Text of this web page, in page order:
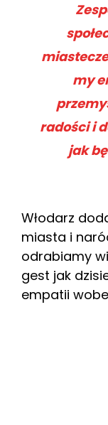
my
radości i
jak
Włodarz
miasta i
odrabiamy
gest jak
empatii